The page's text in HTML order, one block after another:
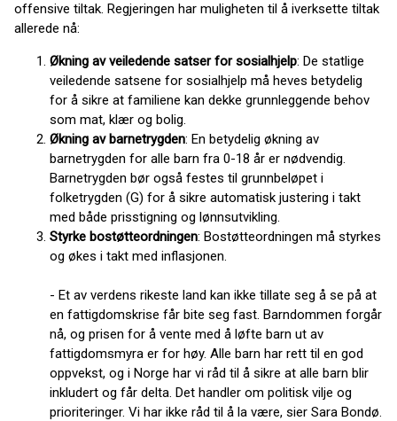
offensive tiltak. Regjeringen har muligheten til å iverksette tiltak
allerede nå:
Økning av veiledende satser for sosialhjelp: De statlige
veiledende satsene for sosialhjelp må heves betydelig
for å sikre at familiene kan dekke grunnleggende behov
som mat, klær og bolig.
Økning av barnetrygden: En betydelig økning av
barnetrygden for alle barn fra 0-18 år er nødvendig.
Barnetrygden bør også festes til grunnbeløpet i
folketrygden (G) for å sikre automatisk justering i takt
med både prisstigning og lønnsutvikling.
Styrke bostøtteordningen: Bostøtteordningen må styrkes
og økes i takt med inflasjonen.
- Et av verdens rikeste land kan ikke tillate seg å se på at
en fattigdomskrise får bite seg fast. Barndommen forgår
nå, og prisen for å vente med å løfte barn ut av
fattigdomsmyra er for høy. Alle barn har rett til en god
oppvekst, og i Norge har vi råd til å sikre at alle barn blir
inkludert og får delta. Det handler om politisk vilje og
prioriteringer. Vi har ikke råd til å la være, sier Sara Bondø.